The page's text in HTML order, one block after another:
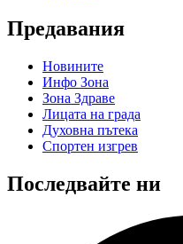
Предавания
Новините
Инфо Зона
Зона Здраве
Лицата на града
Духовна пътека
Спортен изгрев
Последвайте ни